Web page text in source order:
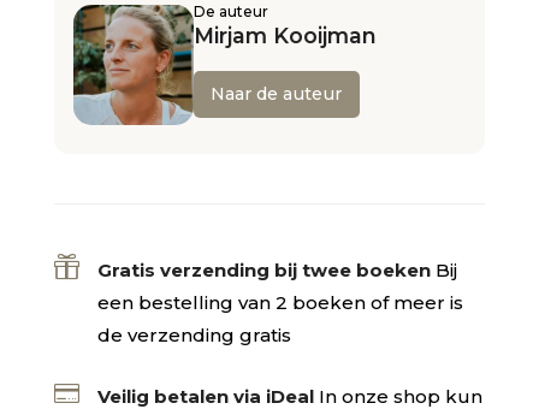
De auteur
Mirjam Kooijman
Naar de auteur
 Gratis verzending bij twee boeken Bij
een bestelling van 2 boeken of meer is
de verzending gratis
 Veilig betalen via iDeal In onze shop kun